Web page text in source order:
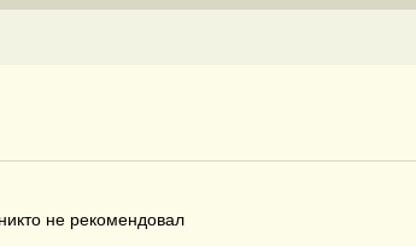
не рекомендовал